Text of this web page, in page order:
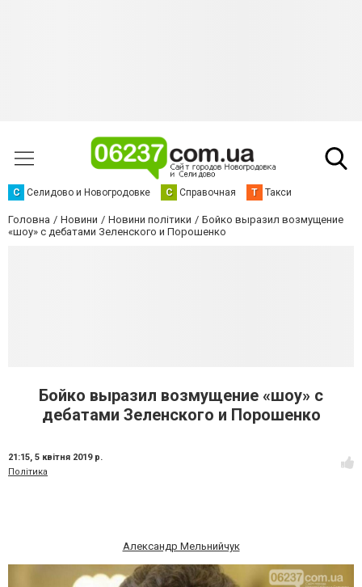
С Селидово и Новогродовке С Справочная Т Такси
Головна Новини Новини політики
Бойко выразил возмущение
«шоу» с дебатами Зеленского и Порошенко
Бойко выразил возмущение «шоу» с
дебатами Зеленского и Порошенко
21:15, 5 квітня 2019 р.
Політика
Александр Мельнийчук